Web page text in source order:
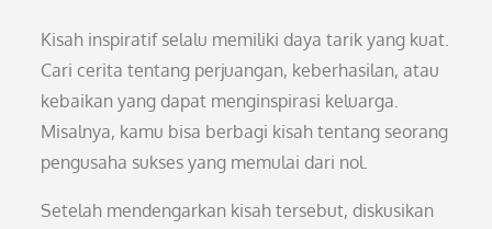
Kisah inspiratif selalu memiliki daya tarik yang kuat.
Cari cerita tentang perjuangan, keberhasilan, atau
kebaikan yang dapat menginspirasi keluarga.
Misalnya, kamu bisa berbagi kisah tentang seorang
pengusaha sukses yang memulai dari nol.
Setelah mendengarkan kisah tersebut, diskusikan